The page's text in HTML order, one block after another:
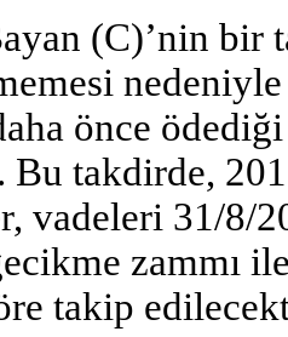
(C)’nin bir
önce
Bu takdirde,
vadeleri 31/8/
zammı
takip